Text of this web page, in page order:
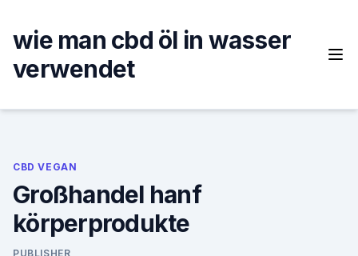
content
wie man cbd öl in wasser
verwendet
CBD VEGAN
Großhandel hanf
körperprodukte
PUBLISHER